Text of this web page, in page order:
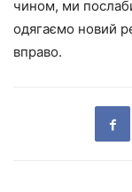
чином, ми
одягаємо новий
вправо.